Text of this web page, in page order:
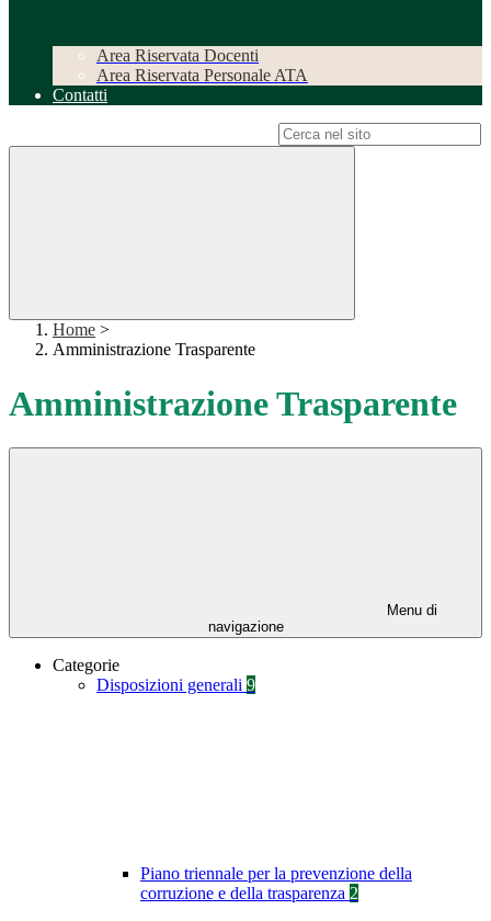
Area Riservata Docenti
Area Riservata Personale ATA
Contatti
Home >
Amministrazione Trasparente
Amministrazione Trasparente
Menu di
navigazione
Categorie
Disposizioni generali 9
Piano triennale per la prevenzione della
corruzione e della trasparenza 2